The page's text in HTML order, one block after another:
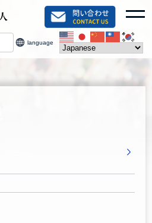
language